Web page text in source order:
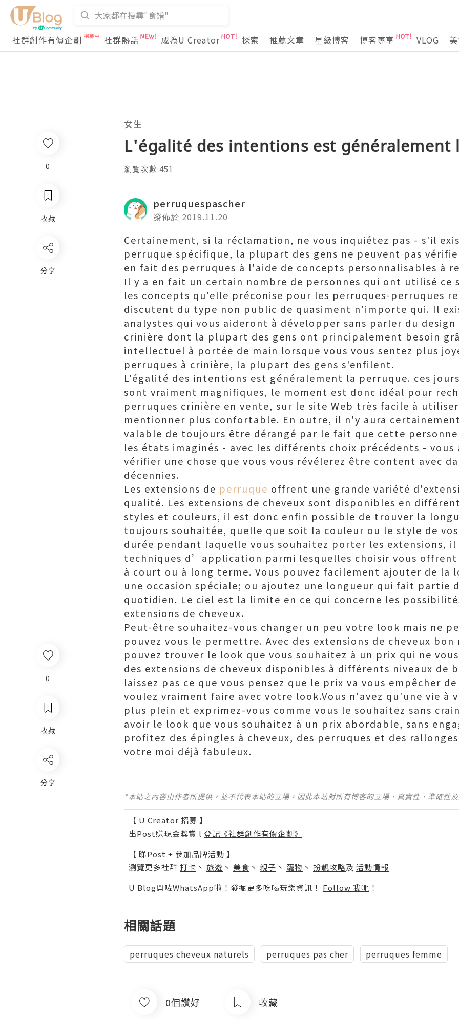
社群創作有價企劃 社群熱話 成為U Creator 探索 推薦文章 星級博客 博客專享 VLOG
0
收藏
分享
女生
L'égalité des intentions est généralement
瀏覽次數:451
perruquespascher
發佈於 2019.11.20
Certainement, si la réclamation, ne vous inquiétez pas - s'il
perruque spécifique, la plupart des gens ne peuvent pas
en fait des perruques à l'aide de concepts personnalisables à
Il y a en fait un certain nombre de personnes qui ont utilisé ce
les concepts qu'elle préconise pour les perruques-perruques
discutent du type non public de quasiment n'importe qui. Il
analystes qui vous aideront à développer sans parler du design
crinière dont la plupart des gens ont principalement besoin
intellectuel à portée de main lorsque vous vous sentez plus
perruques à crinière, la plupart des gens s'enfilent.
L'égalité des intentions est généralement la perruque. ces
sont vraiment magnifiques, le moment est donc idéal pour
perruques crinière en vente, sur le site Web très facile à
mentionner plus confortable. En outre, il n'y aura
valable de toujours être dérangé par le fait que cette
les états imaginés - avec les différents choix précédents -
vérifier une chose que vous vous révélerez être content avec
décennies.
Les extensions de perruque offrent une grande variété
qualité. Les extensions de cheveux sont disponibles en
styles et couleurs, il est donc enfin possible de trouver la
toujours souhaitée, quelle que soit la couleur ou le style de
durée pendant laquelle vous souhaitez porter les extensions,
techniques d’application parmi lesquelles choisir vous
à court ou à long terme. Vous pouvez facilement ajouter de la
une occasion spéciale; ou ajoutez une longueur qui fait partie
quotidien. Le ciel est la limite en ce qui concerne les
extensions de cheveux.
Peut-être souhaitez-vous changer un peu votre look mais ne
pouvez vous le permettre. Avec des extensions de cheveux bon
pouvez trouver le look que vous souhaitez à un prix qui ne
des extensions de cheveux disponibles à différents niveaux de
laissez pas ce que vous pensez que le prix va vous empêcher
voulez vraiment faire avec votre look.Vous n'avez qu'une vie à
plus plein et exprimez-vous comme vous le souhaitez sans
avoir le look que vous souhaitez à un prix abordable, sans
profitez des épingles à cheveux, des perruques et des
votre moi déjà fabuleux.
*本站之內容由作者所提供，並不代表本站的立場。因此本站對所有博客的立場、真實性、準確性
【 U Creator 招募 】
出Post賺現金獎賞 l 登記《社群創作有價企劃》
【 睇Post + 參加品牌活動 】
瀏覽更多社群 打卡 丶 旅遊 丶 美食 丶 親子 丶 寵物 丶 扮靚攻略及 活動情報
U Blog開咗WhatsApp啦！發掘更多吃喝玩樂資訊！ Follow 我哋 ！
相關話題
perruques cheveux naturels perruques pas cher perruques femme
0個讚好 收藏
0
收藏
分享